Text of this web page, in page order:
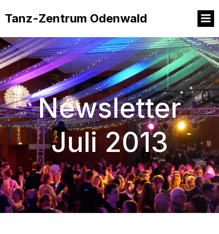
Tanz-Zentrum Odenwald
Newsletter
Juli 2013